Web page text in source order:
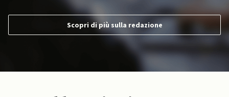
Scopri di più sulla redazione